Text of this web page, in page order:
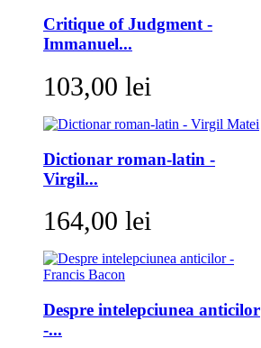
Critique of Judgment -
Immanuel...
103,00 lei
Dictionar roman-latin -
Virgil...
164,00 lei
Despre intelepciunea anticilor
-...